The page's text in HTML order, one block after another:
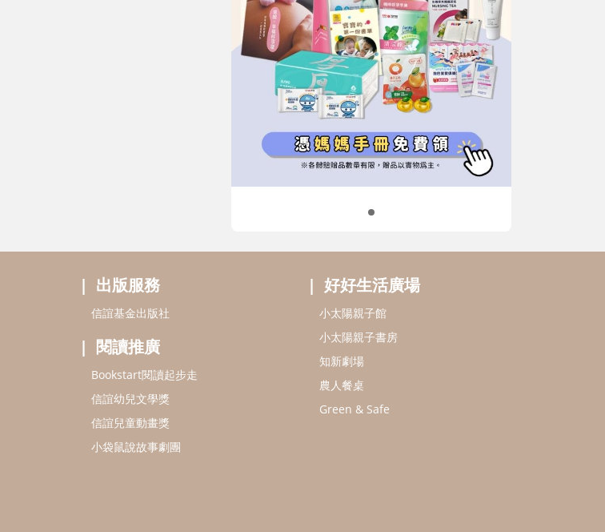
出版服務
信誼基金出版社
閱讀推廣
Bookstart閱讀起步走
信誼幼兒文學獎
信誼兒童動畫獎
小袋鼠說故事劇團
好好生活廣場
小太陽親子館
小太陽親子書房
知新劇場
農人餐桌
Green & Safe